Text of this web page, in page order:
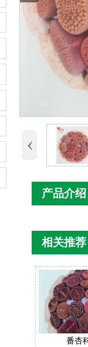
‹
产品介绍
相关推荐
番杏